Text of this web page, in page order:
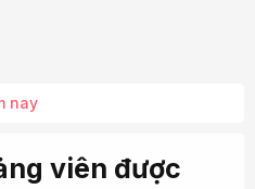
nay
viên được